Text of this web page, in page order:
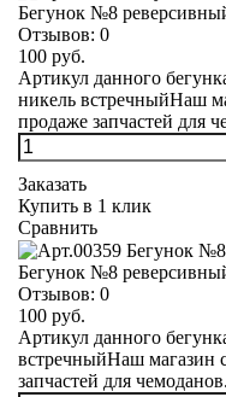
Бегунок №8
Отзывов: 0
100 руб.
Артикул данного
никель встречныйНаш
продаже запчастей для
Заказать
Купить в 1 клик
Сравнить
Бегунок №8
Отзывов: 0
100 руб.
Артикул данного
встречныйНаш магазин
запчастей для